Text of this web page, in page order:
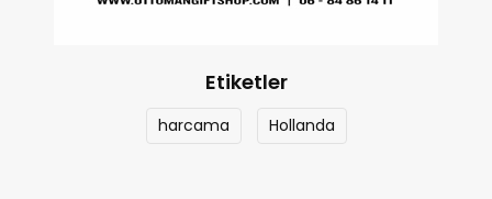
Etiketler
harcama Hollanda